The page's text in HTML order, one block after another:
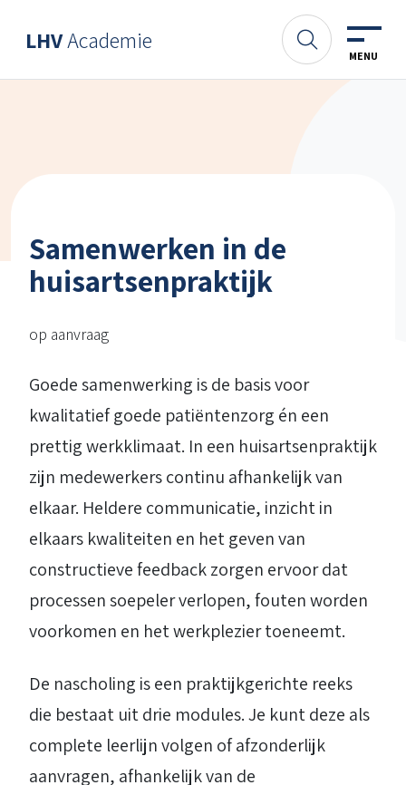
LHVAcademie
Academie
MENU
Zoeken
Samenwerken in de
huisartsenpraktijk
op aanvraag
Goede samenwerking is de basis voor
kwalitatief goede patiëntenzorg én een
prettig werkklimaat. In een huisartsenpraktijk
zijn medewerkers continu afhankelijk van
elkaar. Heldere communicatie, inzicht in
elkaars kwaliteiten en het geven van
constructieve feedback zorgen ervoor dat
processen soepeler verlopen, fouten worden
voorkomen en het werkplezier toeneemt.
De nascholing is een praktijkgerichte reeks
die bestaat uit drie modules. Je kunt deze als
complete leerlijn volgen of afzonderlijk
aanvragen, afhankelijk van de